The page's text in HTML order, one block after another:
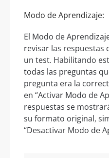
Modo de Aprendizaje:
El Modo de
revisar las respuestas
un test. Habilitando
todas las preguntas
pregunta era la
en “Activar Modo de
respuestas se
su formato original,
“Desactivar Modo de